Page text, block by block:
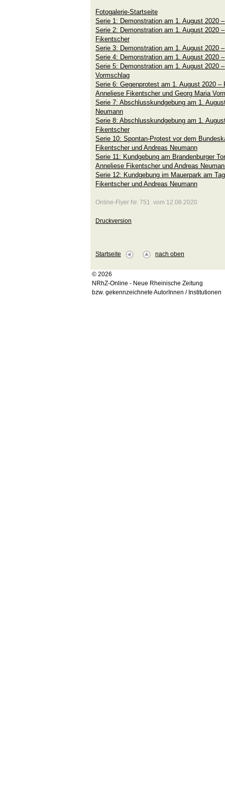
Fotogalerie-Startseite
Serie 1: Demonstration am 1. August 2020
Serie 2: Demonstration am 1. August 2020
Fikentscher
Serie 3: Demonstration am 1. August 2020
Serie 4: Demonstration am 1. August 2020
Serie 5: Demonstration am 1. August 2020
Vormschlag
Serie 6: Gegenprotest am 1. August 2020 –
Anneliese Fikentscher und Georg Maria
Serie 7: Abschlusskundgebung am 1.
Neumann
Serie 8: Abschlusskundgebung am 1.
Fikentscher
Serie 10: Spontan-Protest vor dem
Fikentscher und Andreas Neumann
Serie 11: Kundgebung am Brandenburger
Anneliese Fikentscher und Andreas
Serie 12: Kundgebung im Mauerpark am
Fikentscher und Andreas Neumann
Online-Flyer Nr. 751 vom 12.08.2020
Druckversion
Startseite nach oben
© 2026
NRhZ-Online - Neue Rheinische Zeitung
bzw. gekennzeichnete AutorInnen / Institutionen